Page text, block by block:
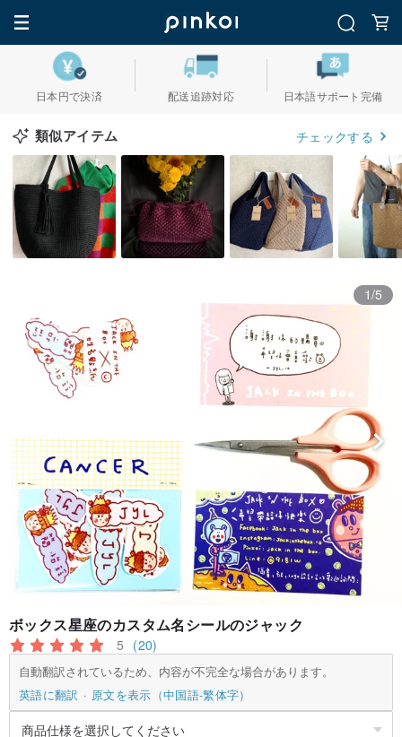
日本円で決済 配送追跡対応 日本語サポート完備
類似アイテム チェックする
1/5
ボックス星座のカスタム名シールのジャック
5 (20)
自動翻訳されているため、内容が不完全な場合があります。
英語に翻訳
原文を表示（中国語-繁体字）